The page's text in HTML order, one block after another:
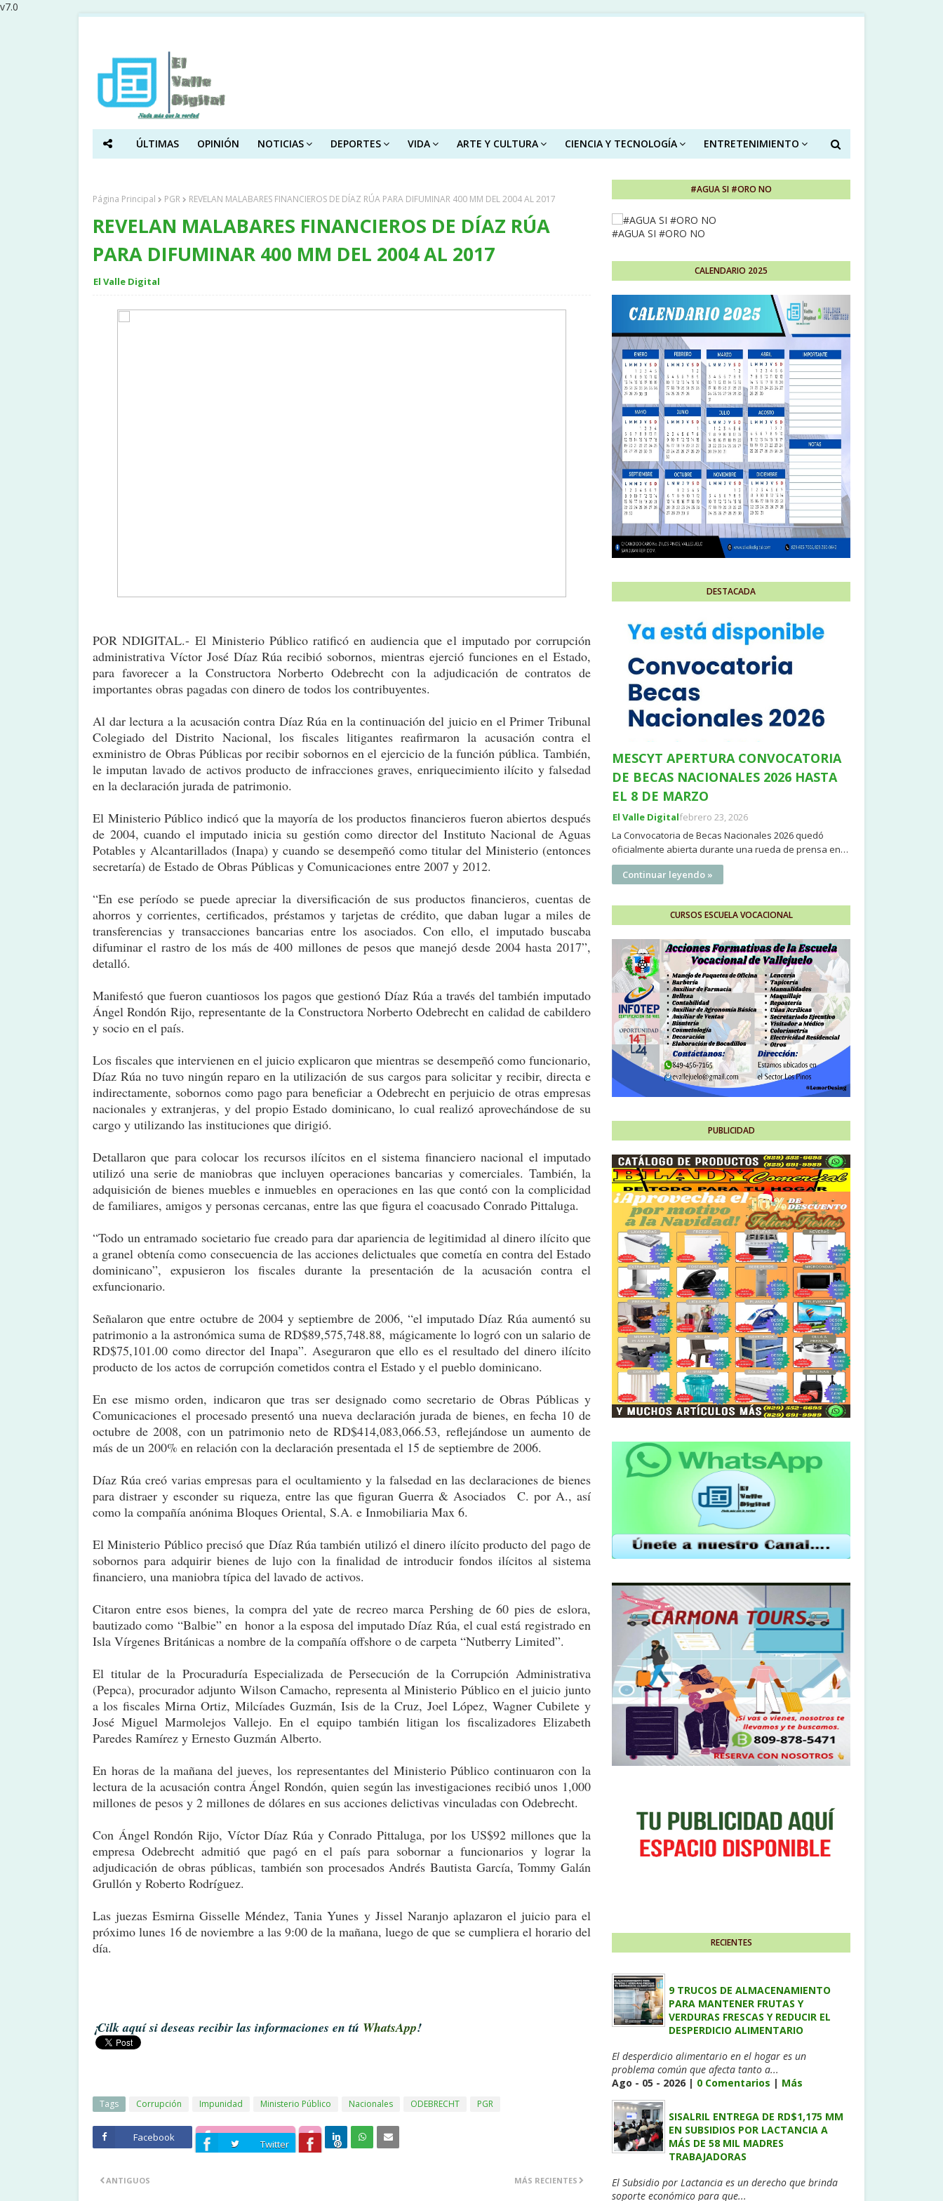
v7.0
ÚLTIMAS OPINIÓN NOTICIAS DEPORTES VIDA ARTE Y CULTURA CIENCIA Y TECNOLOGÍA ENTRETENIMIENTO
Página Principal PGR REVELAN MALABARES FINANCIEROS DE DÍAZ RÚA PARA DIFUMINAR 400 MM DEL 2004 AL 2017
REVELAN MALABARES FINANCIEROS DE DÍAZ RÚA
PARA DIFUMINAR 400 MM DEL 2004 AL 2017
El Valle Digital
POR NDIGITAL.- El Ministerio Público ratificó en audiencia que el imputado por corrupción
administrativa Víctor José Díaz Rúa recibió sobornos, mientras ejerció funciones en el Estado,
para favorecer a la Constructora Norberto Odebrecht con la adjudicación de contratos de
importantes obras pagadas con dinero de todos los contribuyentes.
Al dar lectura a la acusación contra Díaz Rúa en la continuación del juicio en el Primer Tribunal
Colegiado del Distrito Nacional, los fiscales litigantes reafirmaron la acusación contra el
exministro de Obras Públicas por recibir sobornos en el ejercicio de la función pública. También,
le imputan lavado de activos producto de infracciones graves, enriquecimiento ilícito y falsedad
en la declaración jurada de patrimonio.
El Ministerio Público indicó que la mayoría de los productos financieros fueron abiertos después
de 2004, cuando el imputado inicia su gestión como director del Instituto Nacional de Aguas
Potables y Alcantarillados (Inapa) y cuando se desempeñó como titular del Ministerio (entonces
secretaría) de Estado de Obras Públicas y Comunicaciones entre 2007 y 2012.
“En ese período se puede apreciar la diversificación de sus productos financieros, cuentas de
ahorros y corrientes, certificados, préstamos y tarjetas de crédito, que daban lugar a miles de
transferencias y transacciones bancarias entre los asociados. Con ello, el imputado buscaba
difuminar el rastro de los más de 400 millones de pesos que manejó desde 2004 hasta 2017”,
detalló.
Manifestó que fueron cuantiosos los pagos que gestionó Díaz Rúa a través del también imputado
Ángel Rondón Rijo, representante de la Constructora Norberto Odebrecht en calidad de cabildero
y socio en el país.
Los fiscales que intervienen en el juicio explicaron que mientras se desempeñó como funcionario,
Díaz Rúa no tuvo ningún reparo en la utilización de sus cargos para solicitar y recibir, directa e
indirectamente, sobornos como pago para beneficiar a Odebrecht en perjuicio de otras empresas
nacionales y extranjeras, y del propio Estado dominicano, lo cual realizó aprovechándose de su
cargo y utilizando las instituciones que dirigió.
Detallaron que para colocar los recursos ilícitos en el sistema financiero nacional el imputado
utilizó una serie de maniobras que incluyen operaciones bancarias y comerciales. También, la
adquisición de bienes muebles e inmuebles en operaciones en las que contó con la complicidad
de familiares, amigos y personas cercanas, entre las que figura el coacusado Conrado Pittaluga.
“Todo un entramado societario fue creado para dar apariencia de legitimidad al dinero ilícito que
a granel obtenía como consecuencia de las acciones delictuales que cometía en contra del Estado
dominicano”, expusieron los fiscales durante la presentación de la acusación contra el
exfuncionario.
Señalaron que entre octubre de 2004 y septiembre de 2006, “el imputado Díaz Rúa aumentó su
patrimonio a la astronómica suma de RD$89,575,748.88, mágicamente lo logró con un salario de
RD$75,101.00 como director del Inapa”. Aseguraron que ello es el resultado del dinero ilícito
producto de los actos de corrupción cometidos contra el Estado y el pueblo dominicano.
En ese mismo orden, indicaron que tras ser designado como secretario de Obras Públicas y
Comunicaciones el procesado presentó una nueva declaración jurada de bienes, en fecha 10 de
octubre de 2008, con un patrimonio neto de RD$414,083,066.53, reflejándose un aumento de
más de un 200% en relación con la declaración presentada el 15 de septiembre de 2006.
Díaz Rúa creó varias empresas para el ocultamiento y la falsedad en las declaraciones de bienes
para distraer y esconder su riqueza, entre las que figuran Guerra & Asociados C. por A., así
como la compañía anónima Bloques Oriental, S.A. e Inmobiliaria Max 6.
El Ministerio Público precisó que Díaz Rúa también utilizó el dinero ilícito producto del pago de
sobornos para adquirir bienes de lujo con la finalidad de introducir fondos ilícitos al sistema
financiero, una maniobra típica del lavado de activos.
Citaron entre esos bienes, la compra del yate de recreo marca Pershing de 60 pies de eslora,
bautizado como “Balbie” en honor a la esposa del imputado Díaz Rúa, el cual está registrado en
Isla Vírgenes Británicas a nombre de la compañía offshore o de carpeta “Nutberry Limited”.
El titular de la Procuraduría Especializada de Persecución de la Corrupción Administrativa
(Pepca), procurador adjunto Wilson Camacho, representa al Ministerio Público en el juicio junto
a los fiscales Mirna Ortiz, Milcíades Guzmán, Isis de la Cruz, Joel López, Wagner Cubilete y
José Miguel Marmolejos Vallejo. En el equipo también litigan los fiscalizadores Elizabeth
Paredes Ramírez y Ernesto Guzmán Alberto.
En horas de la mañana del jueves, los representantes del Ministerio Público continuaron con la
lectura de la acusación contra Ángel Rondón, quien según las investigaciones recibió unos 1,000
millones de pesos y 2 millones de dólares en sus acciones delictivas vinculadas con Odebrecht.
Con Ángel Rondón Rijo, Víctor Díaz Rúa y Conrado Pittaluga, por los US$92 millones que la
empresa Odebrecht admitió que pagó en el país para sobornar a funcionarios y lograr la
adjudicación de obras públicas, también son procesados Andrés Bautista García, Tommy Galán
Grullón y Roberto Rodríguez.
Las juezas Esmirna Gisselle Méndez, Tania Yunes y Jissel Naranjo aplazaron el juicio para el
próximo lunes 16 de noviembre a las 9:00 de la mañana, luego de que se cumpliera el horario del
día.
¡Cilk aquí si deseas recibir las informaciones en tú WhatsApp!
Tags Corrupción Impunidad Ministerio Público Nacionales ODEBRECHT PGR
Facebook
Twitter
MÁS RECIENTES
ANTIGUOS
#AGUA SI #ORO NO
#AGUA SI #ORO NO
CALENDARIO 2025
DESTACADA
MESCYT APERTURA CONVOCATORIA
DE BECAS NACIONALES 2026 HASTA
EL 8 DE MARZO
El Valle Digitalfebrero 23, 2026
La Convocatoria de Becas Nacionales 2026 quedó
oficialmente abierta durante una rueda de prensa en…
Continuar leyendo »
CURSOS ESCUELA VOCACIONAL
PUBLICIDAD
RECIENTES
9 TRUCOS DE ALMACENAMIENTO
PARA MANTENER FRUTAS Y
VERDURAS FRESCAS Y REDUCIR EL
DESPERDICIO ALIMENTARIO
El desperdicio alimentario en el hogar es un
problema común que afecta tanto a...
Ago - 05 - 2026 | 0 Comentarios | Más
SISALRIL ENTREGA DE RD$1,175 MM
EN SUBSIDIOS POR LACTANCIA A
MÁS DE 58 MIL MADRES
TRABAJADORAS
El Subsidio por Lactancia es un derecho que brinda
soporte económico para que...